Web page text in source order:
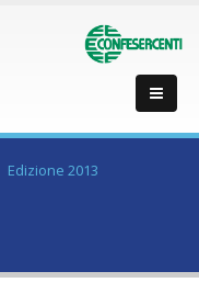
Edizione 2013